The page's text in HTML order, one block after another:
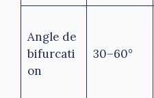
Angle de
bifurcati
on
30–60°